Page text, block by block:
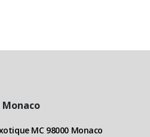
MC 98000 Monaco